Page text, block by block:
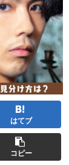
はてブ
コピー